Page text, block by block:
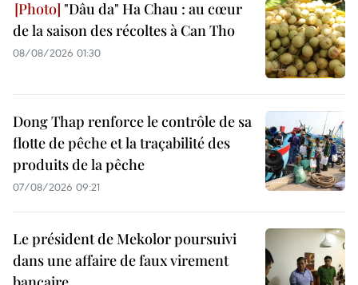
"Dâu da" Ha Chau : au cœur
de la saison des récoltes à Can Tho
08/08/2026 01:30
Dong Thap renforce le contrôle de sa
flotte de pêche et la traçabilité des
produits de la pêche
07/08/2026 09:21
Le président de Mekolor poursuivi
dans une affaire de faux virement